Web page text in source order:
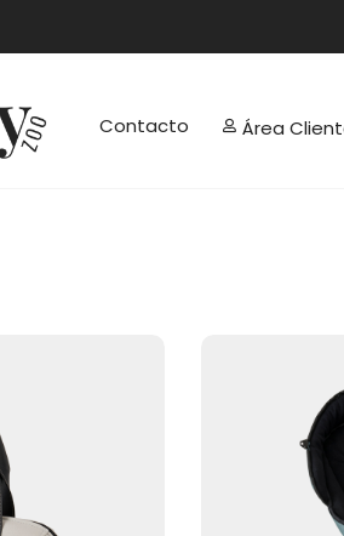
Contacto Área